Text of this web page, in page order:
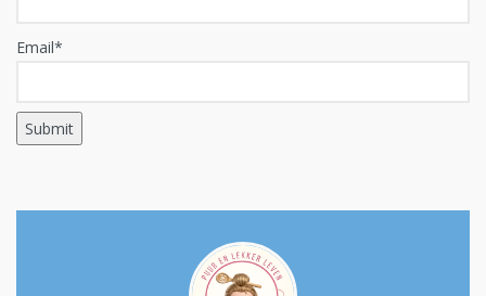
Email*